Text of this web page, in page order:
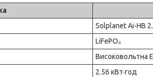
Solplanet Ai-HB
LiFePO₄
Високовольтна
2.56 кВт·год